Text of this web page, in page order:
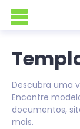
Descubra uma
Encontre
documentos,
mais.